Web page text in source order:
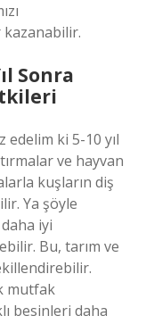
Sonra
edelim ki 5-10 yıl
ve hayvan
kuşların diş
Ya şöyle
iyi
Bu, tarım ve
mutfak
besinleri daha